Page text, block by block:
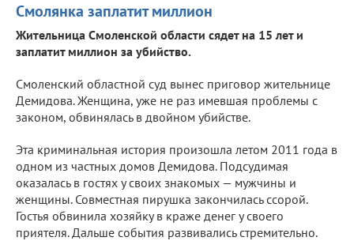
Смолянка заплатит миллион
Жительница Смоленской области сядет на 15 лет и
заплатит миллион за убийство.
Смоленский областной суд вынес приговор жительнице
Демидова. Женщина, уже не раз имевшая проблемы с
законом, обвинялась в двойном убийстве.
Эта криминальная история произошла летом 2011 года в
одном из частных домов Демидова. Подсудимая
оказалась в гостях у своих знакомых — мужчины и
женщины. Совместная пирушка закончилась ссорой.
Гостья обвинила хозяйку в краже денег у своего
приятеля. Дальше события развивались стремительно.